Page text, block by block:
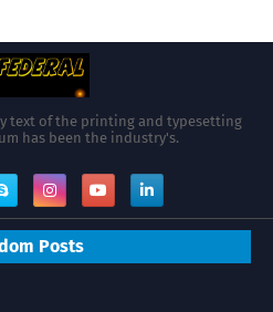
text of the printing and typesetting
has been the industry's.
Posts